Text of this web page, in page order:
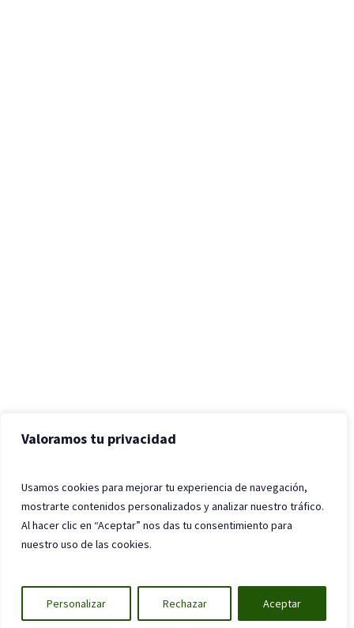
Valoramos tu privacidad
Usamos cookies para mejorar tu experiencia de navegación,
mostrarte contenidos personalizados y analizar nuestro tráfico.
Al hacer clic en “Aceptar” nos das tu consentimiento para
nuestro uso de las cookies.
Personalizar Rechazar Aceptar